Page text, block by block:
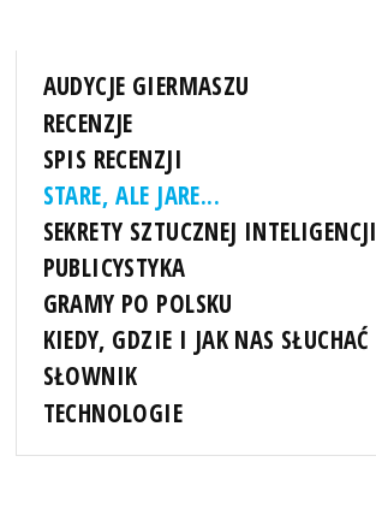
AUDYCJE GIERMASZU
RECENZJE
SPIS RECENZJI
STARE, ALE JARE...
SEKRETY SZTUCZNEJ INTELIGENCJI
PUBLICYSTYKA
GRAMY PO POLSKU
KIEDY, GDZIE I JAK NAS SŁUCHAĆ
SŁOWNIK
TECHNOLOGIE